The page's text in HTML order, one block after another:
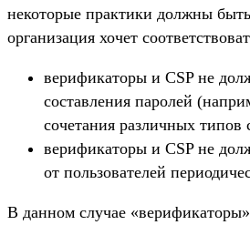
некото­рые прак­тики дол­жны
орга­низа­ция хочет
ве­рифи­като­ры и CSP не
сос­тавле­ния паролей
сочета­ния раз­личных типов
ве­рифи­като­ры и CSP не
от поль­зовате­лей
В дан­ном слу­чае